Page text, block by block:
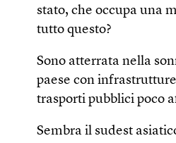
stato, che occupa una
tutto questo?
Sono atterrata nella
paese con
trasporti pubblici poco
Sembra il sudest